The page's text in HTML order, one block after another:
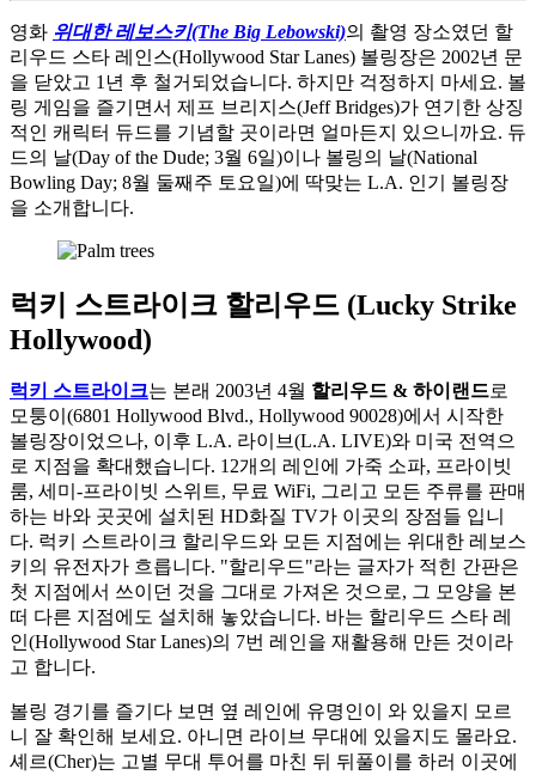
영화 위대한 레보스키(The Big Lebowski)의 촬영 장소였던 할
리우드 스타 레인스(Hollywood Star Lanes) 볼링장은 2002년 문
을 닫았고 1년 후 철거되었습니다. 하지만 걱정하지 마세요. 볼
링 게임을 즐기면서 제프 브리지스(Jeff Bridges)가 연기한 상징
적인 캐릭터 듀드를 기념할 곳이라면 얼마든지 있으니까요. 듀
드의 날(Day of the Dude; 3월 6일)이나 볼링의 날(National
Bowling Day; 8월 둘째주 토요일)에 딱맞는 L.A. 인기 볼링장
을 소개합니다.
럭키 스트라이크 할리우드 (Lucky Strike
Hollywood)
럭키 스트라이크는 본래 2003년 4월 할리우드 & 하이랜드로
모퉁이(6801 Hollywood Blvd., Hollywood 90028)에서 시작한
볼링장이었으나, 이후 L.A. 라이브(L.A. LIVE)와 미국 전역으
로 지점을 확대했습니다. 12개의 레인에 가죽 소파, 프라이빗
룸, 세미-프라이빗 스위트, 무료 WiFi, 그리고 모든 주류를 판매
하는 바와 곳곳에 설치된 HD화질 TV가 이곳의 장점들 입니
다. 럭키 스트라이크 할리우드와 모든 지점에는 위대한 레보스
키의 유전자가 흐릅니다. "할리우드"라는 글자가 적힌 간판은
첫 지점에서 쓰이던 것을 그대로 가져온 것으로, 그 모양을 본
떠 다른 지점에도 설치해 놓았습니다. 바는 할리우드 스타 레
인(Hollywood Star Lanes)의 7번 레인을 재활용해 만든 것이라
고 합니다.
볼링 경기를 즐기다 보면 옆 레인에 유명인이 와 있을지 모르
니 잘 확인해 보세요. 아니면 라이브 무대에 있을지도 몰라요.
셰르(Cher)는 고별 무대 투어를 마친 뒤 뒤풀이를 하러 이곳에